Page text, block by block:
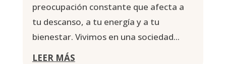
preocupación constante que afecta a
tu descanso, a tu energía y a tu
bienestar. Vivimos en una sociedad...
LEER MÁS